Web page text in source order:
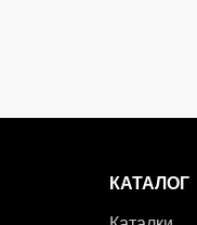
КАТАЛОГ